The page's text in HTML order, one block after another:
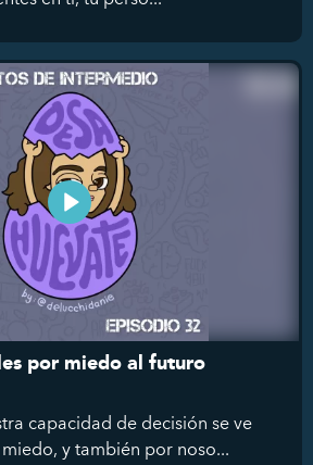
por miedo al futuro
capacidad de decisión se ve
y también por noso...